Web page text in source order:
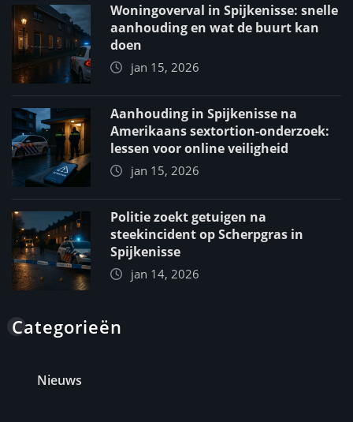
Woningoverval in Spijkenisse: snelle
aanhouding en wat de buurt kan
doen
jan 15, 2026
Aanhouding in Spijkenisse na
Amerikaans sextortion-onderzoek:
lessen voor online veiligheid
jan 15, 2026
Politie zoekt getuigen na
steekincident op Scherpgras in
Spijkenisse
jan 14, 2026
Categorieën
Nieuws